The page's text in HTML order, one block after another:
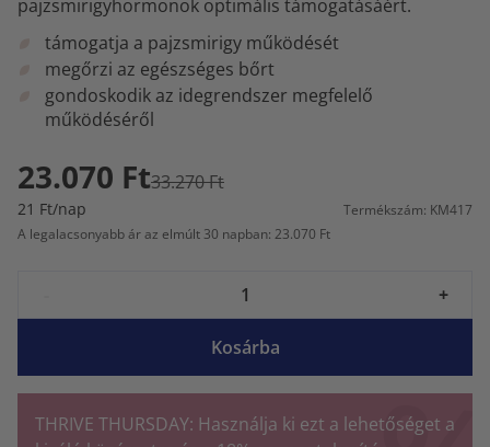
pajzsmirigyhormonok optimális támogatásáért.
támogatja a pajzsmirigy működését
megőrzi az egészséges bőrt
gondoskodik az idegrendszer megfelelő
működéséről
23.070 Ft33.270 Ft
21 Ft/nap
Termékszám: KM417
A legalacsonyabb ár az elmúlt 30 napban: 23.070 Ft
+
Kosárba
THRIVE THURSDAY: Használja ki ezt a lehetőséget a